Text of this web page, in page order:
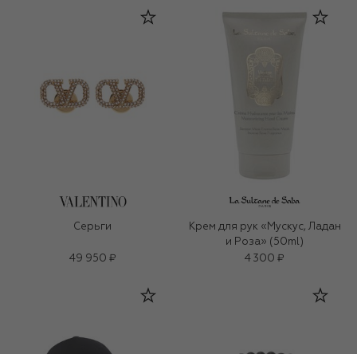
Серьги
49 950 ₽
Крем для рук «Мускус, Ладан
и Роза» (50ml)
4 300 ₽